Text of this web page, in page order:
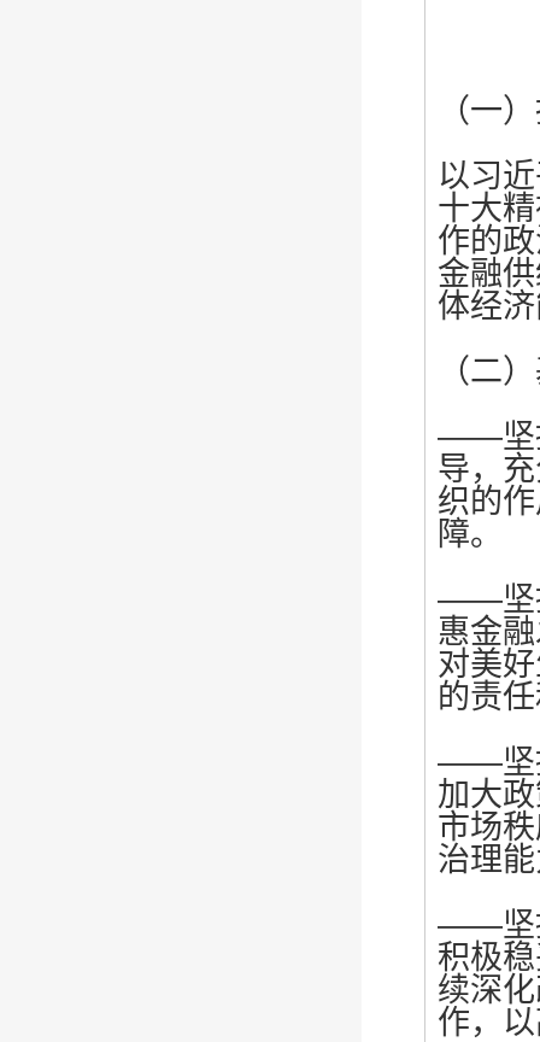
（一
以习
十大
作的
金融
体经
（二
——坚
导，
织的
障。
——坚
惠金
对美
的责
——坚
加大
市场
治理
——坚
积极
续深
作，